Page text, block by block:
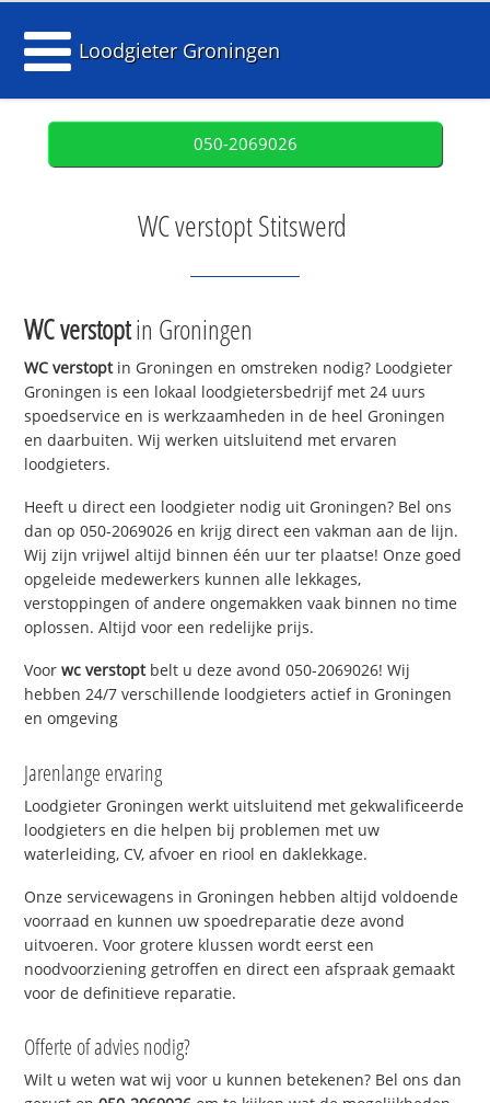
Loodgieter Groningen
050-2069026
WC verstopt Stitswerd
WC verstoptin Groningen
WC verstoptin Groningen en omstreken nodig? Loodgieter
Groningen is een lokaal loodgietersbedrijf met 24 uurs
spoedservice en is werkzaamheden in de heel Groningen
en daarbuiten. Wij werken uitsluitend met ervaren
loodgieters.
Heeft u direct een loodgieter nodig uit Groningen? Bel ons
dan op 050-2069026 en krijg direct een vakman aan de lijn.
Wij zijn vrijwel altijd binnen één uur ter plaatse! Onze goed
opgeleide medewerkers kunnen alle lekkages,
verstoppingen of andere ongemakken vaak binnen no time
oplossen. Altijd voor een redelijke prijs.
Voorwc verstoptbelt u deze avond 050-2069026! Wij
hebben 24/7 verschillende loodgieters actief in Groningen
en omgeving
Jarenlange ervaring
Loodgieter Groningen werkt uitsluitend met gekwalificeerde
loodgieters en die helpen bij problemen met uw
waterleiding, CV, afvoer en riool en daklekkage.
Onze servicewagens in Groningen hebben altijd voldoende
voorraad en kunnen uw spoedreparatie deze avond
uitvoeren. Voor grotere klussen wordt eerst een
noodvoorziening getroffen en direct een afspraak gemaakt
voor de definitieve reparatie.
Offerte of advies nodig?
Wilt u weten wat wij voor u kunnen betekenen? Bel ons dan